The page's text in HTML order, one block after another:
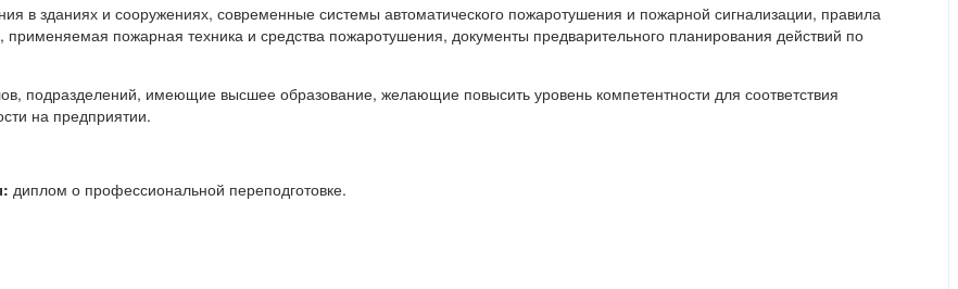
в зданиях и сооружениях, современные системы автоматического пожаротушения и пожарной сигнализации, правила
пожарная техника и средства пожаротушения, документы предварительного планирования действий по
подразделений, имеющие высшее образование, желающие повысить уровень компетентности для соответствия
на предприятии.
диплом о профессиональной переподготовке.